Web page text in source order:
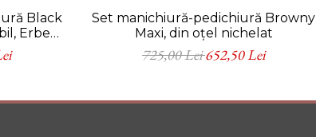
Black
Erbe
Set manichiură-pedichiură Browny
Maxi, din oțel nichelat
725,00 Lei652,50 Lei